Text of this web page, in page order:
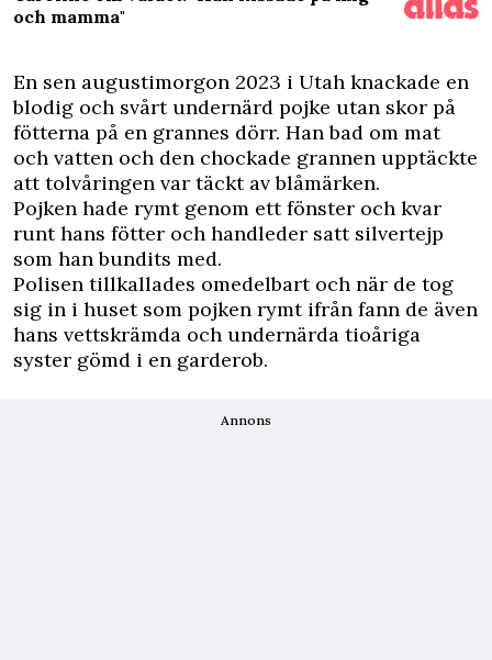
och mamma"
En sen augustimorgon 2023 i Utah knackade en
blodig och svårt undernärd pojke utan skor på
fötterna på en grannes dörr. Han bad om mat
och vatten och den chockade grannen upptäckte
att tolvåringen var täckt av blåmärken.
Pojken hade rymt genom ett fönster och kvar
runt hans fötter och handleder satt silvertejp
som han bundits med.
Polisen tillkallades omedelbart och när de tog
sig in i ­huset som pojken rymt ifrån fann de även
hans vettskrämda och undernärda tioåriga
syster gömd i en garderob.
Annons